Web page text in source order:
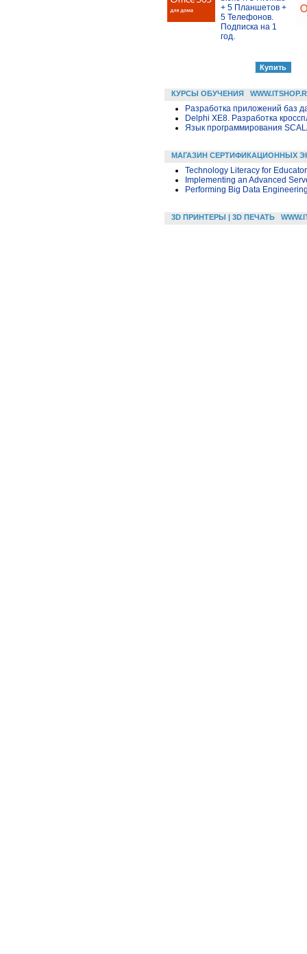
+ 5 Планшетов +
5 Телефонов.
Подписка на 1
год.
КУРСЫ ОБУЧЕНИЯ
Разработка приложений баз
Delphi XE8. Разработка
Язык программирования
МАГАЗИН СЕРТИФИКАЦИОННЫХ
Technology Literacy for
Implementing an Advanced
Performing Big Data
3D ПРИНТЕРЫ | 3D ПЕЧАТЬ